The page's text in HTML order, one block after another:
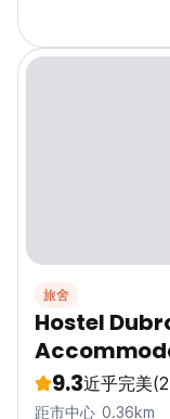
旅舍
Hostel
9.3近乎完美
距市中心 0.36km